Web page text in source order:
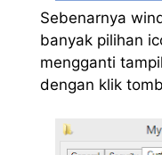
Sebenarnya
banyak pilihan
mengganti
dengan klik